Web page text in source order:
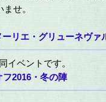
せ。
ーリエ・グリューネヴァ
イベントです。
2016・冬の陣